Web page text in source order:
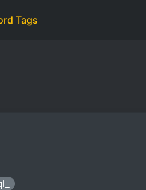
Tags